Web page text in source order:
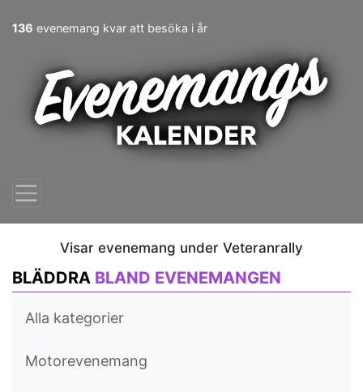
136 evenemang kvar att besöka i år
Visar evenemang under Veteranrally
BLÄDDRA BLAND EVENEMANGEN
Alla kategorier
Motorevenemang